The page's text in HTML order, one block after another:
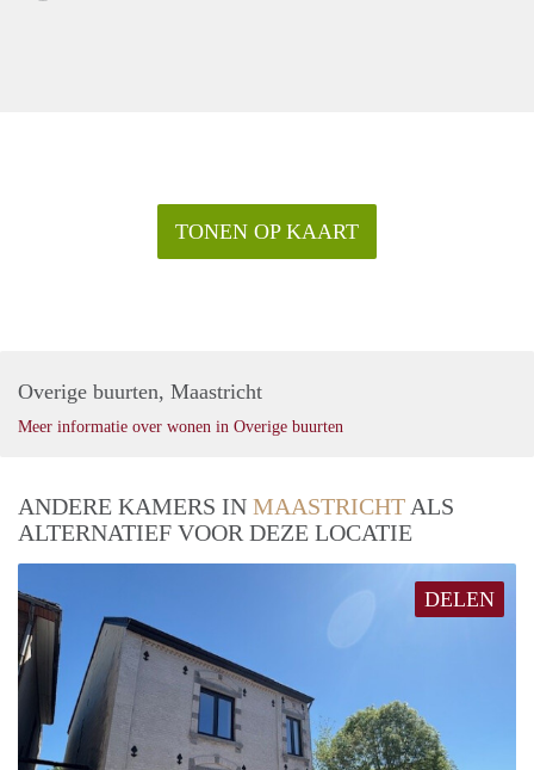
TONEN OP KAART
Overige buurten, Maastricht
Meer informatie over wonen in Overige buurten
ANDERE KAMERS IN MAASTRICHT ALS
ALTERNATIEF VOOR DEZE LOCATIE
DELEN